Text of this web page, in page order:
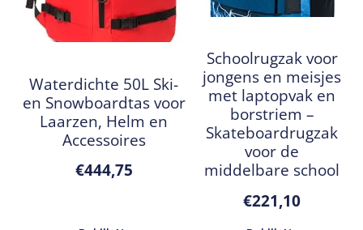
Waterdichte 50L Ski-
en Snowboardtas voor
Laarzen, Helm en
Accessoires
€444,75
Schoolrugzak voor
jongens en meisjes
met laptopvak en
borstriem –
Skateboardrugzak
voor de
middelbare school
€221,10